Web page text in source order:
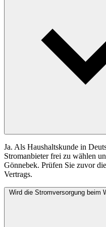
Ja. Als Haushaltskunde in
Stromanbieter frei zu wählen
Gönnebek. Prüfen Sie zuvor
Vertrags.
Wird die Stromversorgung beim